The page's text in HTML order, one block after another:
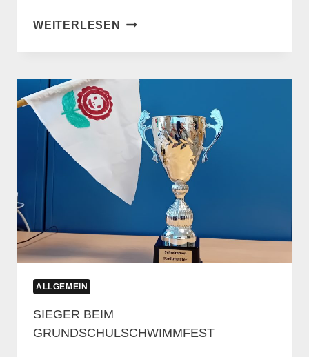
WEITERLESEN
JUBEL,
HEITERKEIT…
ALLGEMEIN
SIEGER BEIM
GRUNDSCHULSCHWIMMFEST